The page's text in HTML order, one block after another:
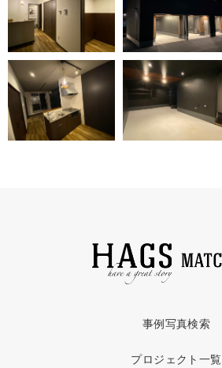
事例写真検索
プロジェクト一覧